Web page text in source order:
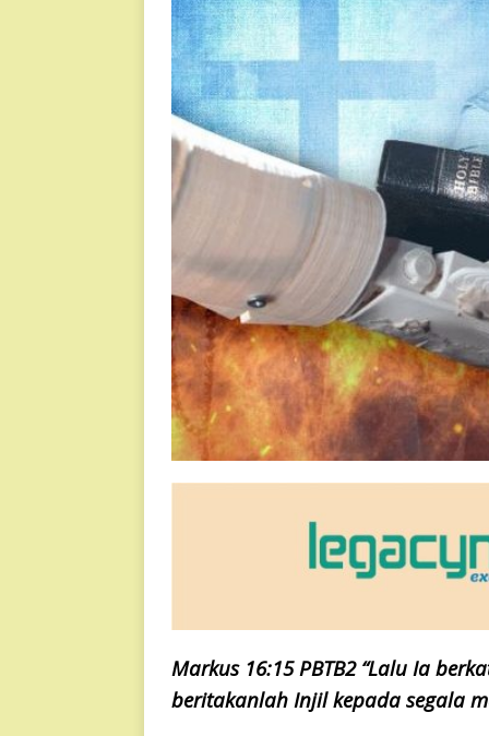
Markus 16:15 PBTB2 “Lalu Ia
beritakanlah Injil kepada segala